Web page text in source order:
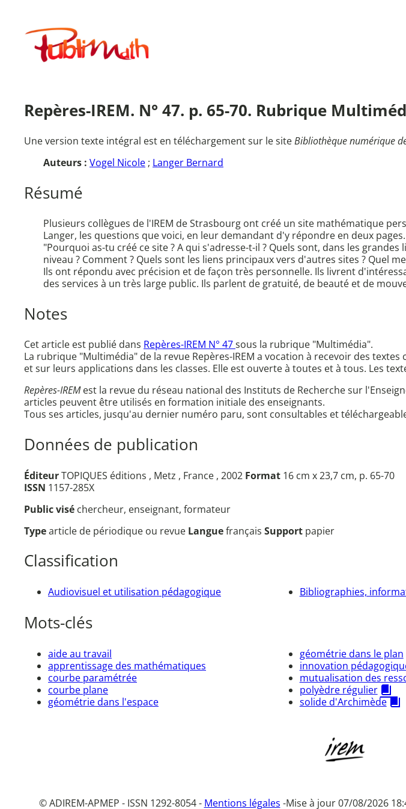
contenuPublimath
Repères-IREM. N° 47. p. 65-70. Rubrique
Une version texte intégral est en téléchargement sur le siteBibliothèque numérique
Auteurs : Vogel Nicole ; Langer Bernard
Résumé
Plusieurs collègues de l'IREM de Strasbourg ont créé un site mathématique
Langer, les questions que voici, en leur demandant d'y répondre en deux pages.
"Pourquoi as-tu créé ce site ? A qui s'adresse-t-il ? Quels sont, dans les
niveau ? Comment ? Quels sont les liens principaux vers d'autres sites ? Quel
Ils ont répondu avec précision et de façon très personnelle. Ils livrent
des services à un très large public. Ils parlent de gratuité, de beauté et de
Notes
Cet article est publié dans Repères-IREM N° 47sous la rubrique "Multimédia".
La rubrique "Multimédia" de la revue Repères-IREM a vocation à recevoir des
et sur leurs applications dans les classes. Elle est ouverte à toutes et à tous. Les
Repères-IREMest la revue du réseau national des Instituts de Recherche sur
articles peuvent être utilisés en formation initiale des enseignants.
Tous ses articles, jusqu'au dernier numéro paru, sont consultables et
Données de publication
ÉditeurTOPIQUES éditions , Metz , France , 2002 Format 16 cm x 23,7 cm, p. 65-70
ISSN 1157-285X
Public visé chercheur, enseignant, formateur
Typearticle de périodique ou revue Languefrançais Support papier
Classification
Audiovisuel et utilisation pédagogique Bibliographies,
Mots-clés
aide au travail
apprentissage des mathématiques
courbe paramétrée
courbe plane
géométrie dans l'espace
géométrie dans le plan
innovation
mutualisation des
polyèdre régulier
solide d'Archimède
© ADIREM-APMEP - ISSN 1292-8054 - Mentions légales -Mise à jour 07/08/2026